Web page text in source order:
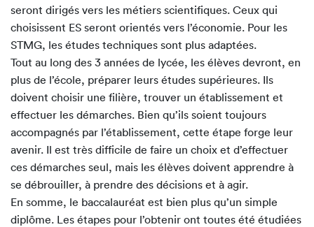
seront dirigés vers les métiers scientifiques. Ceux qui
choisissent ES seront orientés vers l’économie. Pour les
STMG, les études techniques sont plus adaptées.
Tout au long des 3 années de lycée, les élèves devront, en
plus de l’école, préparer leurs études supérieures. Ils
doivent choisir une filière, trouver un établissement et
effectuer les démarches. Bien qu’ils soient toujours
accompagnés par l’établissement, cette étape forge leur
avenir. Il est très difficile de faire un choix et d’effectuer
ces démarches seul, mais les élèves doivent apprendre à
se débrouiller, à prendre des décisions et à agir.
En somme, le baccalauréat est bien plus qu’un simple
diplôme. Les étapes pour l’obtenir ont toutes été étudiées